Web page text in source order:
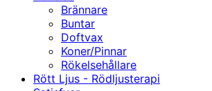
Brännare
Buntar
Doftvax
Koner/Pinnar
Rökelsehållare
Rött Ljus - Rödljusterapi